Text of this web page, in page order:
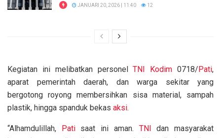
JANUARI 20, 2026 | 11:40 12
Kegiatan ini melibatkan personelTNI Kodim 0718/Pati,
aparat pemerintah daerah, dan warga sekitar yang
bergotong royong membersihkan sisa material, sampah
plastik, hingga spanduk bekas aksi.
“Alhamdulillah, Patisaat ini aman. TNI dan masyarakat